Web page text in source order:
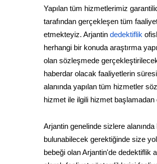
Yapılan tüm hizmetlerimiz
tarafından gerçekleşen tüm
etmekteyiz. Arjantin dedektiflik
herhangi bir konuda araştırma
olan sözleşmede
haberdar olacak faaliyetlerin
alanında yapılan tüm hizmetler
hizmet ile ilgili hizmet başlamadan
Arjantin genelinde sizlere
bulunabilecek gerektiğinde size
bebeği olan Arjantin'de dedektiflik